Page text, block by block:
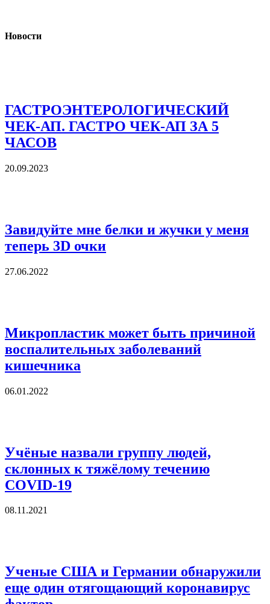
Новости
ГАСТРОЭНТЕРОЛОГИЧЕСКИЙ
ЧЕК-АП. ГАСТРО ЧЕК-АП ЗА 5
ЧАСОВ
20.09.2023
Завидуйте мне белки и жучки у меня
теперь 3D очки
27.06.2022
Микропластик может быть причиной
воспалительных заболеваний
кишечника
06.01.2022
Учёные назвали группу людей,
склонных к тяжёлому течению
COVID-19
08.11.2021
Ученые США и Германии обнаружили
еще один отягощающий коронавирус